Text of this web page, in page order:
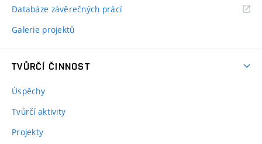
Databáze závěrečných prácí
Galerie projektů
TVŮRČÍ ČINNOST
Úspěchy
Tvůrčí aktivity
Projekty